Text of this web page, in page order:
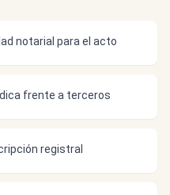
notarial para el acto
frente a terceros
registral